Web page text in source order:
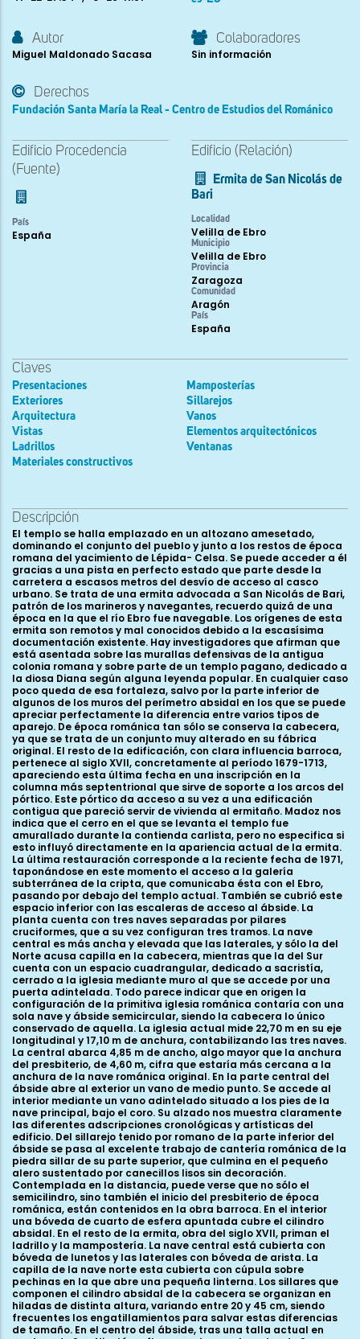
Autor
Miguel Maldonado Sacasa
Colaboradores
Sin información
Derechos
Fundación Santa María la Real - Centro de Estudios del Románico
Edificio Procedencia
(Fuente)
País
España
Edificio (Relación)
Ermita de San Nicolás de
Bari
Localidad
Velilla de Ebro
Municipio
Velilla de Ebro
Provincia
Zaragoza
Comunidad
Aragón
País
España
Claves
Presentaciones
Exteriores
Arquitectura
Vistas
Ladrillos
Materiales constructivos
Mamposterías
Sillarejos
Vanos
Elementos arquitectónicos
Ventanas
Descripción
El templo se halla emplazado en un altozano amesetado,
dominando el conjunto del pueblo y junto a los restos de época
romana del yacimiento de Lépida- Celsa. Se puede acceder a él
gracias a una pista en perfecto estado que parte desde la
carretera a escasos metros del desvío de acceso al casco
urbano. Se trata de una ermita advocada a San Nicolás de Bari,
patrón de los marineros y navegantes, recuerdo quizá de una
época en la que el río Ebro fue navegable. Los orígenes de esta
ermita son remotos y mal conocidos debido a la escasísima
documentación existente. Hay investigadores que afirman que
está asentada sobre las murallas defensivas de la antigua
colonia romana y sobre parte de un templo pagano, dedicado a
la diosa Diana según alguna leyenda popular. En cualquier caso
poco queda de esa fortaleza, salvo por la parte inferior de
algunos de los muros del perímetro absidal en los que se puede
apreciar perfectamente la diferencia entre varios tipos de
aparejo. De época románica tan sólo se conserva la cabecera,
ya que se trata de un conjunto muy alterado en su fábrica
original. El resto de la edificación, con clara influencia barroca,
pertenece al siglo XVII, concretamente al período 1679-1713,
apareciendo esta última fecha en una inscripción en la
columna más septentrional que sirve de soporte a los arcos del
pórtico. Este pórtico da acceso a su vez a una edificación
contigua que pareció servir de vivienda al ermitaño. Madoz nos
indica que el cerro en el que se levanta el templo fue
amurallado durante la contienda carlista, pero no especifica si
esto influyó directamente en la apariencia actual de la ermita.
La última restauración corresponde a la reciente fecha de 1971,
taponándose en este momento el acceso a la galería
subterránea de la cripta, que comunicaba ésta con el Ebro,
pasando por debajo del templo actual. También se cubrió este
espacio inferior con las escaleras de acceso al ábside. La
planta cuenta con tres naves separadas por pilares
cruciformes, que a su vez configuran tres tramos. La nave
central es más ancha y elevada que las laterales, y sólo la del
Norte acusa capilla en la cabecera, mientras que la del Sur
cuenta con un espacio cuadrangular, dedicado a sacristía,
cerrado a la iglesia mediante muro al que se accede por una
puerta adintelada. Todo parece indicar que en origen la
configuración de la primitiva iglesia románica contaría con una
sola nave y ábside semicircular, siendo la cabecera lo único
conservado de aquella. La iglesia actual mide 22,70 m en su eje
longitudinal y 17,10 m de anchura, contabilizando las tres naves.
La central abarca 4,85 m de ancho, algo mayor que la anchura
del presbiterio, de 4,60 m, cifra que estaría más cercana a la
anchura de la nave románica original. En la parte central del
ábside abre al exterior un vano de medio punto. Se accede al
interior mediante un vano adintelado situado a los pies de la
nave principal, bajo el coro. Su alzado nos muestra claramente
las diferentes adscripciones cronológicas y artísticas del
edificio. Del sillarejo tenido por romano de la parte inferior del
ábside se pasa al excelente trabajo de cantería románica de la
piedra sillar de su parte superior, que culmina en el pequeño
alero sustentado por canecillos lisos sin decoración.
Contemplada en la distancia, puede verse que no sólo el
semicilindro, sino también el inicio del presbiterio de época
románica, están contenidos en la obra barroca. En el interior
una bóveda de cuarto de esfera apuntada cubre el cilindro
absidal. En el resto de la ermita, obra del siglo XVII, priman el
ladrillo y la mampostería. La nave central está cubierta con
bóveda de lunetos y las laterales con bóveda de arista. La
capilla de la nave norte esta cubierta con cúpula sobre
pechinas en la que abre una pequeña linterna. Los sillares que
componen el cilindro absidal de la cabecera se organizan en
hiladas de distinta altura, variando entre 20 y 45 cm, siendo
frecuentes los engatillamientos para salvar estas diferencias
de tamaño. En el centro del ábside, tras una talla actual en